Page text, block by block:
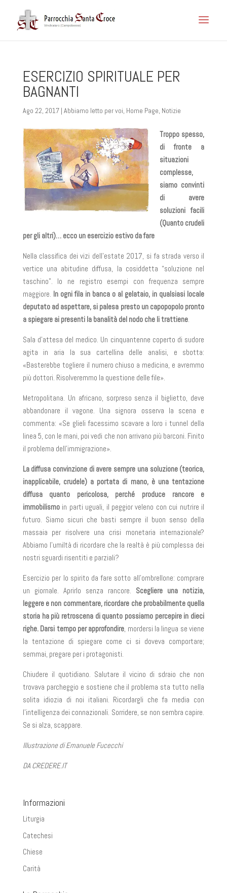
ESERCIZIO SPIRITUALE PER
BAGNANTI
Ago 22, 2017| Abbiamo letto per voi, Home Page, Notizie
Troppo spesso,
di fronte a
situazioni
complesse,
siamo convinti
di avere
soluzioni facili
(Quanto crudeli
per gli altri)… ecco un esercizio estivo da fare
Nella classifica dei vizi dell’estate 2017, si fa strada verso il
vertice una abitudine diffusa, la cosiddetta “soluzione nel
taschino”. Io ne registro esempi con frequenza sempre
maggiore. In ogni fila in banca o al gelataio, in qualsiasi locale
deputato ad aspettare, si palesa presto un capopopolo pronto
a spiegare ai presenti la banalità del nodo che li trattiene.
Sala d’attesa del medico. Un cinquantenne coperto di sudore
agita in aria la sua cartellina delle analisi, e sbotta:
«Basterebbe togliere il numero chiuso a medicina, e avremmo
più dottori. Risolveremmo la questione delle file».
Metropolitana. Un africano, sorpreso senza il biglietto, deve
abbandonare il vagone. Una signora osserva la scena e
commenta: «Se glieli facessimo scavare a loro i tunnel della
linea 5, con le mani, poi vedi che non arrivano più barconi. Finito
il problema dell’immigrazione».
La diffusa convinzione di avere sempre una soluzione (teorica,
inapplicabile, crudele) a portata di mano, è una tentazione
diffusa quanto pericolosa, perché produce rancore e
immobilismoin parti uguali, il peggior veleno con cui nutrire il
futuro. Siamo sicuri che basti sempre il buon senso della
massaia per risolvere una crisi monetaria internazionale?
Abbiamo l’umiltà di ricordare che la realtà è più complessa dei
nostri sguardi risentiti e parziali?
Esercizio per lo spirito da fare sotto all’ombrellone: comprare
un giornale. Aprirlo senza rancore. Scegliere una notizia,
leggere e non commentare, ricordare che probabilmente quella
storia ha più retroscena di quanto possiamo percepire in dieci
righe. Darsi tempo per approfondire, mordersi la lingua se viene
la tentazione di spiegare come ci si doveva comportare;
semmai, pregare per i protagonisti.
Chiudere il quotidiano. Salutare il vicino di sdraio che non
trovava parcheggio e sostiene che il problema sta tutto nella
solita idiozia di noi italiani. Ricordargli che fa media con
l’intelligenza dei connazionali. Sorridere, se non sembra capire.
Se si alza, scappare.
Illustrazione di Emanuele Fucecchi
DA CREDERE.IT
Informazioni
Liturgia
Catechesi
Chiese
Carità